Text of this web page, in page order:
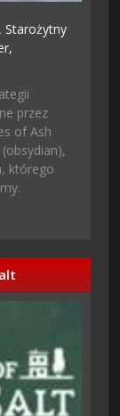
Starożytny
przez
of Ash
którego